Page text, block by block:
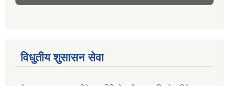
विधुतीय शुसासन सेवा